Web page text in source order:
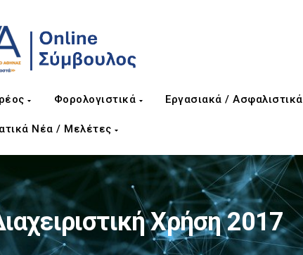
Φορολογιστικά Εργασιακά / Ασφαλιστικά
Νέα / Μελέτες
Χρήση 2017